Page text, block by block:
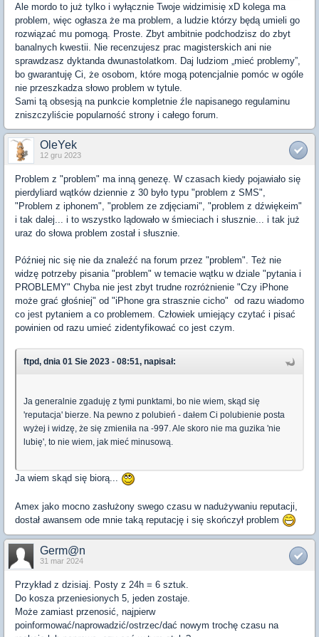
Ale mordo to już tylko i wyłącznie Twoje widzimisię xD kolega ma
problem, więc ogłasza że ma problem, a ludzie którzy będą umieli go
rozwiązać mu pomogą. Proste. Zbyt ambitnie podchodzisz do zbyt
banalnych kwestii. Nie recenzujesz prac magisterskich ani nie
sprawdzasz dyktanda dwunastolatkom. Daj ludziom „mieć problemy”,
bo gwarantuję Ci, że osobom, które mogą potencjalnie pomóc w ogóle
nie przeszkadza słowo problem w tytule.
Sami tą obsesją na punkcie kompletnie źle napisanego regulaminu
zniszczyliście popularność strony i całego forum.
OleYek
12 gru 2023
Problem z "problem" ma inną genezę. W czasach kiedy pojawiało się
pierdyliard wątków dziennie z 30 było typu "problem z SMS",
"Problem z iphonem", "problem ze zdjęciami", "problem z dźwiękeim"
i tak dalej... i to wszystko lądowało w śmieciach i słusznie... i tak już
uraz do słowa problem został i słusznie.
Później nic się nie da znaleźć na forum przez "problem". Też nie
widzę potrzeby pisania "problem" w temacie wątku w dziale "pytania i
PROBLEMY" Chyba nie jest zbyt trudne rozróżnienie "Czy iPhone
może grać głośniej" od "iPhone gra strasznie cicho" od razu wiadomo
co jest pytaniem a co problemem. Człowiek umiejący czytać i pisać
powinien od razu umieć zidentyfikować co jest czym.
ftpd, dnia 01 Sie 2023 - 08:51, napisał:
Ja generalnie zgaduję z tymi punktami, bo nie wiem, skąd się
'reputacja' bierze. Na pewno z polubień - dałem Ci polubienie posta
wyżej i widzę, że się zmieniła na -997. Ale skoro nie ma guzika 'nie
lubię', to nie wiem, jak mieć minusową.
Ja wiem skąd się biorą...
Amex jako mocno zasłużony swego czasu w nadużywaniu reputacji,
dostał awansem ode mnie taką reputację i się skończył problem
Germ@n
31 mar 2024
Przykład z dzisiaj. Posty z 24h = 6 sztuk.
Do kosza przeniesionych 5, jeden zostaje.
Może zamiast przenosić, najpierw
poinformować/naprowadzić/ostrzec/dać nowym trochę czasu na